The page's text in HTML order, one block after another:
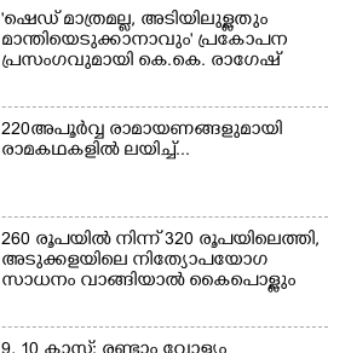
'ഷെഡ് മാത്രമല്ല, അടിയിലുള്ളതും
മാന്തിയെടുക്കാനാവും' പ്രകോപന
പ്രസംഗവുമായി കെ.കെ. രാഗേഷ്
220 അപൂർവ്വ രാമായണങ്ങളുമായി
രാമകഥകളിൽ ലയിച്ച്...
260 രൂപയിൽ നിന്ന് 320 രൂപയിലെത്തി,
അടുക്കളയിലെ നിത്യോപയോഗ
സാധനം വാങ്ങിയാൽ കൈപൊള്ളും